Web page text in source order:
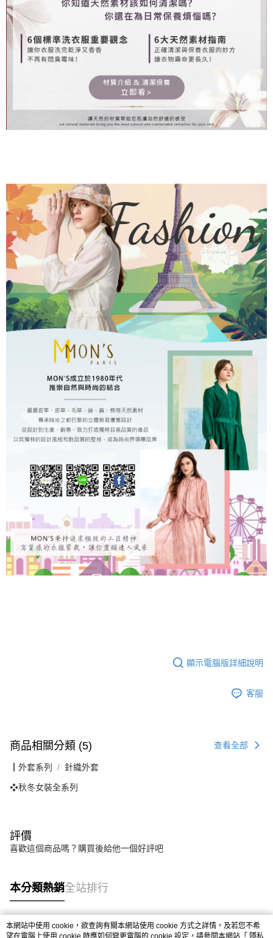
顯示電腦版詳細說明
客服
商品相關分類 (5) 查看全部
┃外套系列 針織外套
❖秋冬女裝全系列
評價
喜歡這個商品嗎？購買後給他一個好評吧
本分類熱銷全站排行
熱門標籤
本網站中使用 cookie，欲查詢有關本網站使用 cookie 方式之詳情，及若您不希
望在電腦上使用 cookie 時應如何變更電腦的 cookie 設定，請參閱本網站「 隱私